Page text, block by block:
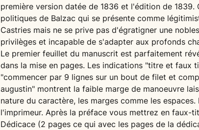
première version datée de 1836 et l'édition de
politiques de Balzac qui se présente comme
Castries mais ne se prive pas d'égratigner une
privilèges et incapable de s'adapter aux profonds
Le premier feuillet du manuscrit est parfaitement
dans la mise en pages. Les indications "titre et faux
"commencer par 9 lignes sur un bout de filet et
augustin" montrent la faible marge de manoeuvre
nature du caractère, les marges comme les
l'imprimeur. Après la préface vous mettrez en faux-
Dédicace (2 pages ce qui avec les pages de la